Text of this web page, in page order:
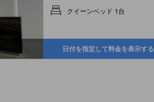
クイーンベッド 1台
日付を指定して料金を表示する